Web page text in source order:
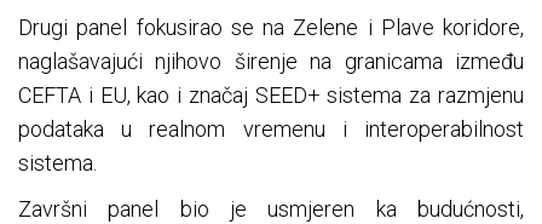
Drugi panel fokusirao se na Zelene i Plave koridore,
naglašavajući njihovo širenje na granicama između
CEFTA i EU, kao i značaj SEED+ sistema za razmjenu
podataka u realnom vremenu i interoperabilnost
sistema.
Završni panel bio je usmjeren ka budućnosti,